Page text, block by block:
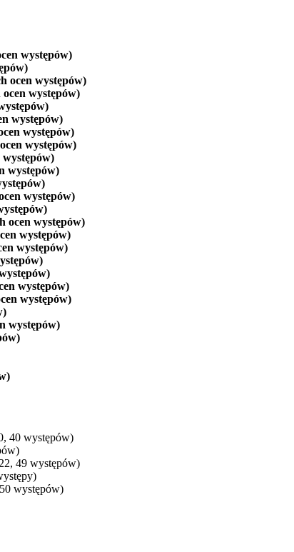
występów)
ocen występów)
występów)
występów)
występów)
występów)
występów)
występów)
ocen występów)
występów)
występów)
występów)
występów)
występów)
40 występów)
49 występów)
występów)